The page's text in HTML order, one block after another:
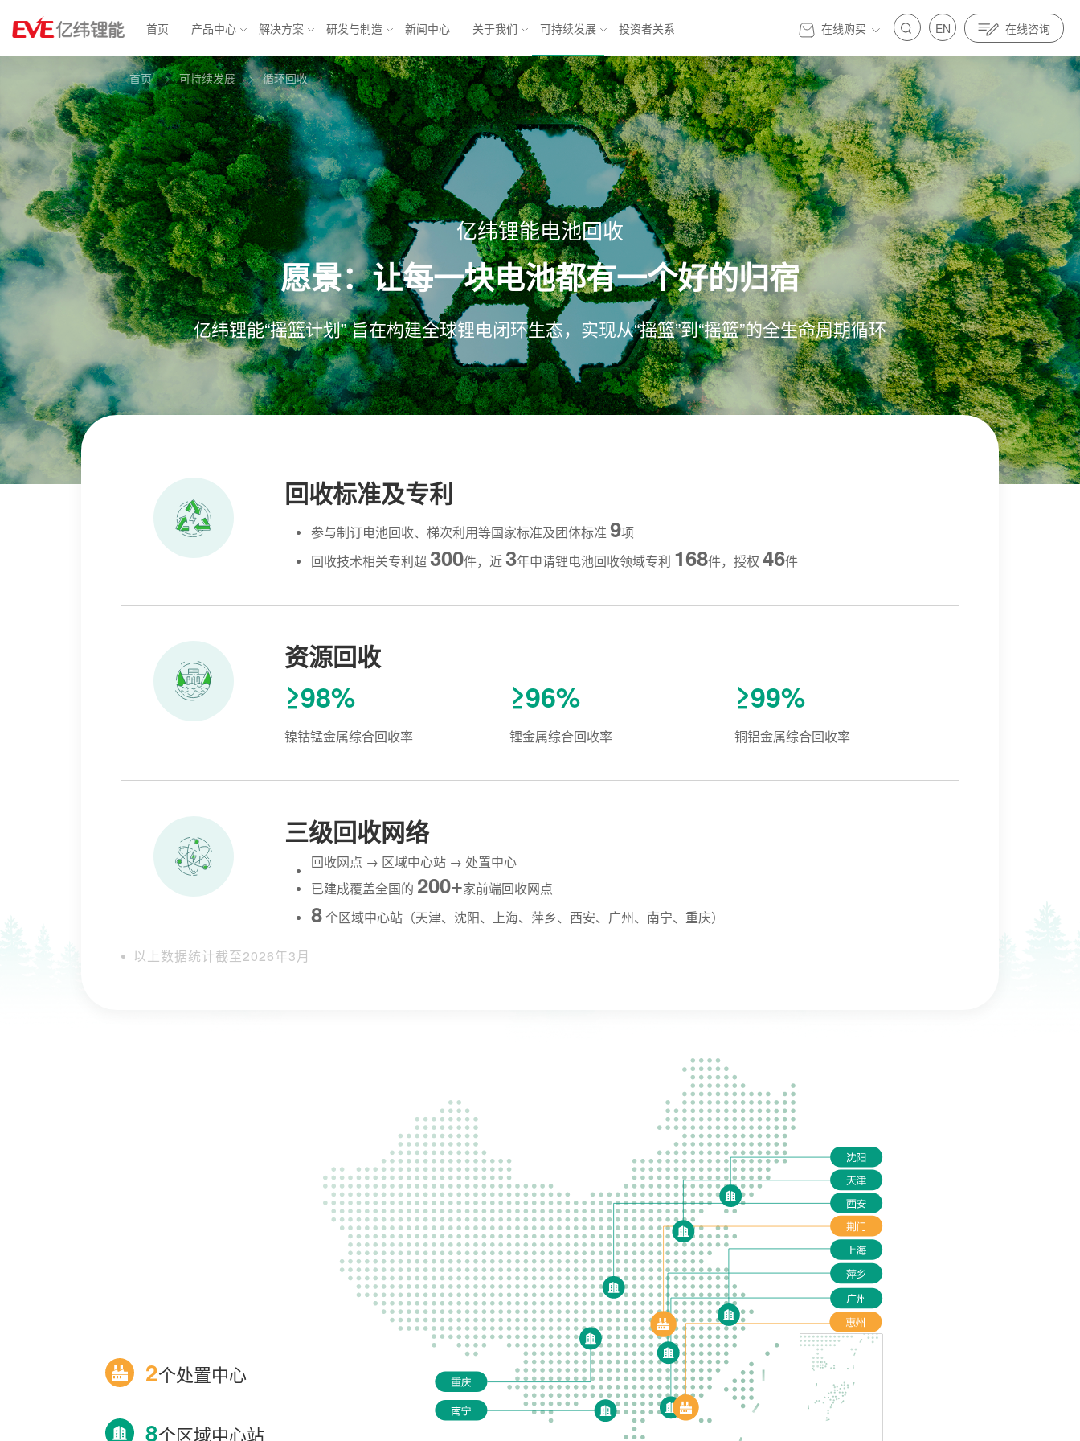
首页 产品中心 解决方案 研发与制造 新闻中心 关于我们 可持续发展 投资者关系 在线购买
官方商城
EN 在线咨询
消费电池
锂原电池
小型锂离子电池
圆柱电池
动力电池
方形铁锂电池
方形三元电池
软包三元电池
软包铁锂电池
大圆柱电池
模组
BMS
电池系统
产业发展 标准先行｜亿纬锂能金源机器人全面参与制定人
形机器人与具身智能标准
物联网解决方案
智能表计
汽车电子
智能安防
智慧城市
消费应用
轻型动力
能源互联网解决方案
乘用车
商业应用
储能
产业发展 标准先行｜亿纬锂能金源机器人全面参与制定人
形机器人与具身智能标准
亿纬锂能电池回收
愿景：让每一块电池都有一个好的归宿
亿纬锂能“摇篮计划” 旨在构建全球锂电闭环生态，实现从“摇篮”到“摇篮”的全生命周期循环
首页 可持续发展 循环回收
回收标准及专利
参与制订电池回收、梯次利用等国家标准及团体标准9项
回收技术相关专利超300件，近3年申请锂电池回收领域专利 168件，授权46件
资源回收
≥98%
镍钴锰金属综合回收率
≥96%
锂金属综合回收率
≥99%
铜铝金属综合回收率
三级回收网络
回收网点 → 区域中心站 → 处置中心
已建成覆盖全国的200+家前端回收网点
8个区域中心站（天津、沈阳、上海、萍乡、西安、广州、南宁、重庆）
以上数据统计截至2026年3月
2个处置中心
8个区域中心站